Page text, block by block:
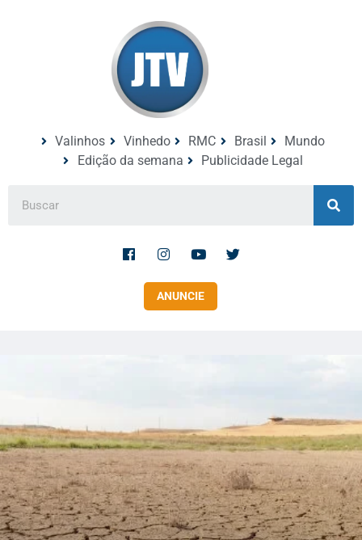
Valinhos Vinhedo RMC Brasil
Mundo
Edição da semana
Publicidade Legal
ANUNCIE